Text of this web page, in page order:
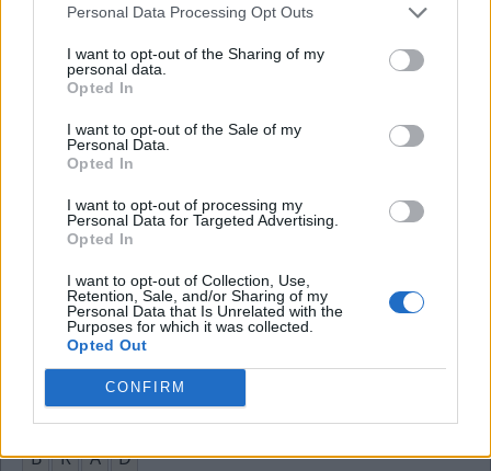
Personal Data Processing Opt Outs
I want to opt-out of the Sharing of my
personal data.
Opted In
I want to opt-out of the Sale of my
Personal Data.
Opted In
I want to opt-out of processing my
Personal Data for Targeted Advertising.
Opted In
I want to opt-out of Collection, Use,
Retention, Sale, and/or Sharing of my
Personal Data that Is Unrelated with the
Purposes for which it was collected.
Opted Out
CONFIRM
Agora é que são __, o problema começa
L A
S
Esposa de Boninho do BBB:
Inferior; diz-se do jovem de até 17 anos:
E N O
R
A pessoa grata sempre se demonstra assim
G R A D E C I D
A
O Garrett que dublou Gil em Procurando Nemo
B
R A
D